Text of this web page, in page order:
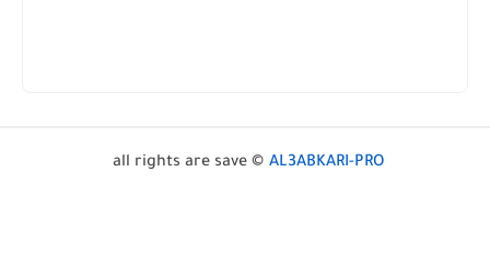
all rights are save © AL3ABKARI-PRO